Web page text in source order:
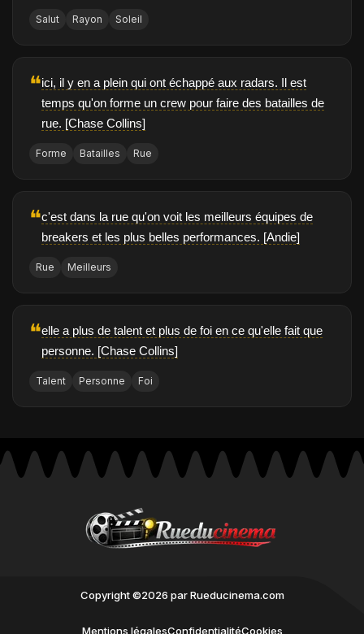
Salut Rayon Soleil
❝ici, il y en a plein qui ont échappé aux radars. Il est
temps qu'on forme un crew pour faire des batailles de
rue. [Chase Collins]
Forme Batailles Rue
❝c'est dans la rue qu'on voit les meilleurs équipes de
breakers et les plus belles performances. [Andie]
Rue Meilleurs
❝elle a plus de talent et plus de foi en ce qu'elle fait que
personne. [Chase Collins]
Talent Personne Foi
Copyright ©2026 par Rueducinema.com
Mentions légalesConfidentialitéCookies